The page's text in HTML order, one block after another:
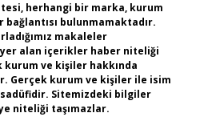
herhangi bir marka, kurum
bulunmamaktadır.
makaleler
yer alan içerikler haber niteliği
kurum ve kişiler hakkında
Gerçek kurum ve kişiler ile isim
Sitemizdeki bilgiler
niteliği taşımazlar.